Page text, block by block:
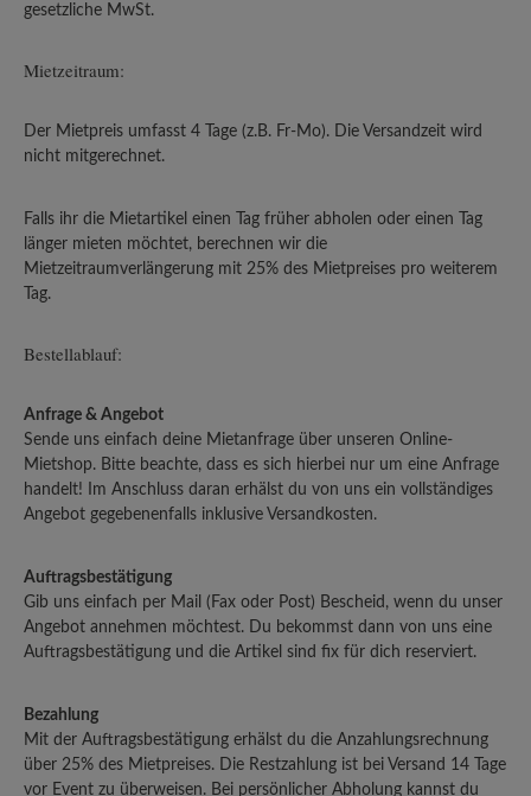
gesetzliche MwSt.
Mietzeitraum:
Der Mietpreis umfasst 4 Tage (z.B. Fr-Mo). Die Versandzeit wird
nicht mitgerechnet.
Falls ihr die Mietartikel einen Tag früher abholen oder einen Tag
länger mieten möchtet, berechnen wir die
Mietzeitraumverlängerung mit 25% des Mietpreises pro weiterem
Tag.
Bestellablauf:
Anfrage & Angebot
Sende uns einfach deine Mietanfrage über unseren Online-
Mietshop. Bitte beachte, dass es sich hierbei nur um eine Anfrage
handelt! Im Anschluss daran erhälst du von uns ein vollständiges
Angebot gegebenenfalls inklusive Versandkosten.
Auftragsbestätigung
Gib uns einfach per Mail (Fax oder Post) Bescheid, wenn du unser
Angebot annehmen möchtest. Du bekommst dann von uns eine
Auftragsbestätigung und die Artikel sind fix für dich reserviert.
Bezahlung
Mit der Auftragsbestätigung erhälst du die Anzahlungsrechnung
über 25% des Mietpreises. Die Restzahlung ist bei Versand 14 Tage
vor Event zu überweisen. Bei persönlicher Abholung kannst du